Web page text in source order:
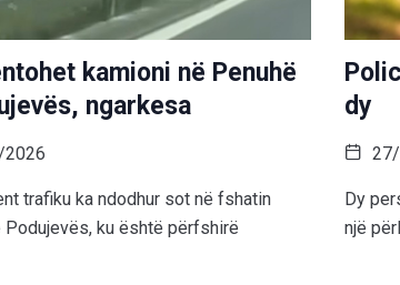
kamioni në Penuhë
ngarkesa
trafiku ka ndodhur sot në fshatin
Podujevës, ku është përfshirë
dy
Dy
një